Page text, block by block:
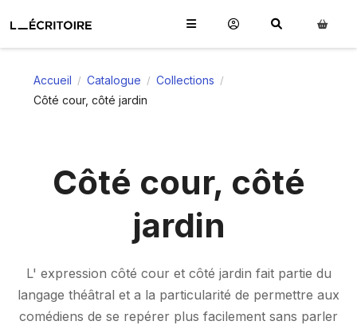
Accueil / Catalogue / Collections /
Côté cour, côté jardin
Côté cour, côté
jardin
L' expression côté cour et côté jardin fait partie du
langage théâtral et a la particularité de permettre aux
comédiens de se repérer plus facilement sans parler